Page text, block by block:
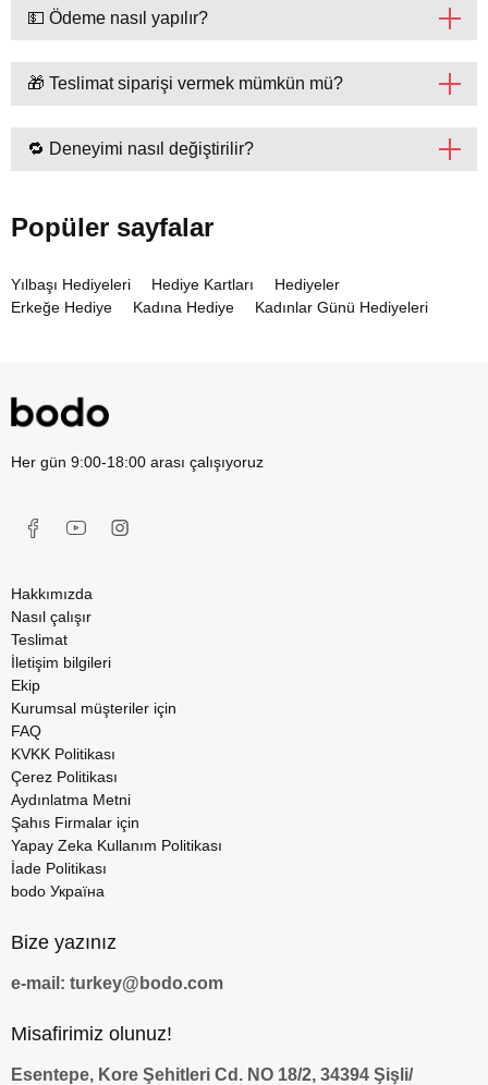
💵 Ödeme nasıl yapılır?
🎁 Teslimat siparişi vermek mümkün mü?
🔁 Deneyimi nasıl değiştirilir?
Popüler sayfalar
Yılbaşı Hediyeleri Hediye Kartları
Hediyeler
Erkeğe Hediye
Kadına Hediye Kadınlar Günü Hediyeleri
Her gün 9:00-18:00 arası çalışıyoruz
Hakkımızda
Nasıl çalışır
Teslimat
İletişim bilgileri
Ekip
Kurumsal müşteriler için
FAQ
KVKK Politikası
Çerez Politikası
Aydınlatma Metni
Şahıs Firmalar için
Yapay Zeka Kullanım Politikası
İade Politikası
bodo Україна
Bize yazınız
e-mail: turkey@bodo.com
Misafirimiz olunuz!
Esentepe, Kore Şehitleri Cd. NO 18/2, 34394 Şişli/